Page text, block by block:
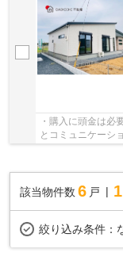
・購入に頭金は必
とコミュニケーシ
該当物件数 6 戸
絞り込み条件：